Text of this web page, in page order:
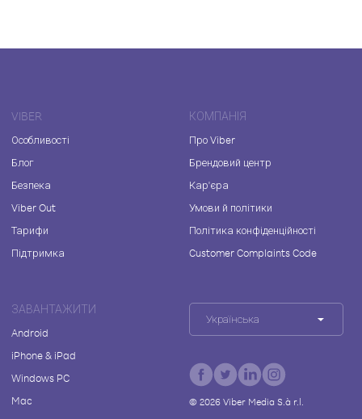
VIBER
Особливості
Блог
Безпека
Viber Out
Тарифи
Підтримка
КОМПАНІЯ
Про Viber
Брендовий центр
Кар'єра
Умови й політики
Політика конфіденційності
Customer Complaints Code
ЗАВАНТАЖИТИ
Android
iPhone & iPad
Windows PC
Mac
Українська
© 2026Viber Media S.à r.l.